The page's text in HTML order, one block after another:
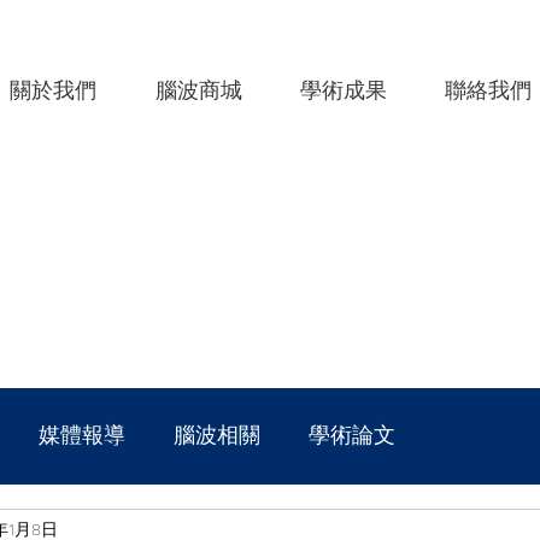
關於我們 腦波商城 學術成果 聯絡我們
媒體報導 腦波相關 學術論文
1月8日